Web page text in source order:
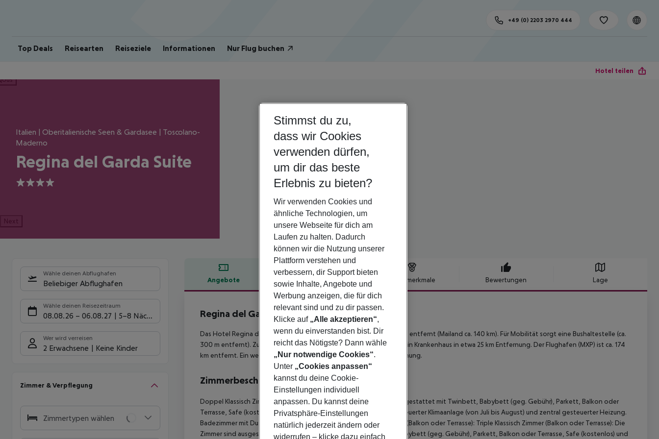
Top Deals Reisearten Reiseziele Informationen Nur Flug buchen
+49 (0) 2203 2970 444
Hotel teilen
Italien | Oberitalienische Seen & Gardasee | Toscolano-
Maderno
Regina del Garda Suite
4
Next
Wähle deinen Abflughafen
Beliebiger Abflughafen
Wähle deinen Reisezeitraum
08.08.26 – 06.08.27 5-8 Nächte
Wer wird verreisen
2 Erwachsene Keine Kinder
Zimmer & Verpflegung
Zimmertypen wählen
Angebote Hotelbeschreibung Hotelmerkmale Bewertungen Lage
Hotelbeschreibung
Regina del Garda Suite
4
Das Hotel Regina del Garda Suite befindet sich ca. 77 km von Verona entfernt (Mailand ca. 140 km). Für Mobilität sorgt eine Bushaltestelle (ca.
300 m entfernt). Zur ärztlichen Versorgung im Notfall befindet sich ein Krankenhaus in etwa 25 km Entfernung. Der Flughafen (MXP) ist ca. 174
km entfernt. Ein weiterer Flughafen (VRN) liegt in etwa 68 km Entfernung.
Zimmerbeschreibung
Doppel Klassisch Zimmer (Balkon oder Terrasse): Die Zimmer sind ausgestattet mit Twinbett, Babybett (geg. Gebühr), Parkett, Balkon oder
Terrasse, Safe (kostenlos) und Flatscreen-Sat-TV sowie zentral gesteuerter Klimaanlage (von Juli bis August) und zentral gesteuerter Heizung.
Badezimmer mit Dusche (Größe: 14 - 17 m²). Doppel Klassisch Zimmer (Balkon oder Terrasse): Triple Klassisch Zimmer (Balkon oder Terrasse): Die
Zimmer sind ausgestattet mit Twinbett, 1 Extrabett (Schlafsofa), Babybett (geg. Gebühr), Parkett, Balkon oder Terrasse, Safe (kostenlos) und
Stimmst du zu,
dass wir Cookies
verwenden dürfen,
um dir das beste
Erlebnis zu bieten?
Wir verwenden Cookies und
ähnliche Technologien, um
unsere Webseite für dich am
Laufen zu halten. Dadurch
können wir die Nutzung unserer
Plattform verstehen und
verbessern, dir Support bieten
sowie Inhalte, Angebote und
Werbung anzeigen, die für dich
relevant sind und zu dir passen.
Klicke auf „Alle akzeptieren“,
wenn du einverstanden bist. Dir
reicht das Nötigste? Dann wähle
„Nur notwendige Cookies“.
Unter „Cookies anpassen“
kannst du deine Cookie-
Einstellungen individuell
anpassen. Du kannst deine
Privatsphäre-Einstellungen
natürlich jederzeit ändern oder
widerrufen – klicke dazu einfach